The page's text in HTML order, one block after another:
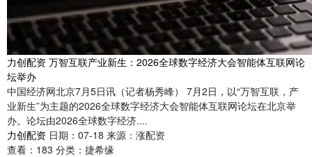
力创配资 万智互联产业新生：2026全球数字经济大会智能体互联网论
坛举办
中国经济网北京7月5日讯（记者杨秀峰） 7月2日，以“万智互联，产
业新生”为主题的2026全球数字经济大会智能体互联网论坛在北京举
办。论坛由2026全球数字经济....
力创配资 日期：07-18 来源：涨配资
查看： 183 分类： 捷希缘